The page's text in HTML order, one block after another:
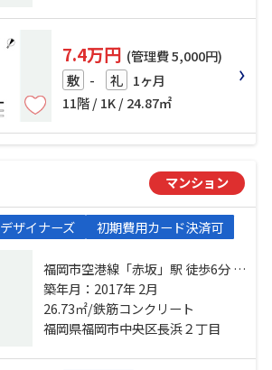
7.4万円 (管理費 5,000円)
敷 - 礼 1ヶ月
11階 / 1K / 24.87㎡
マンション
デザイナーズ 初期費用カード決済可
福岡市空港線「赤坂」駅 徒歩6分 福
岡市空港線「大濠公園」駅 徒歩14
分 福岡市空港線「天神」駅 徒歩18
分
築年月：2017年 2月
26.73㎡/鉄筋コンクリート
福岡県福岡市中央区長浜２丁目